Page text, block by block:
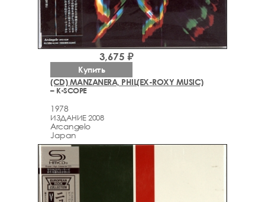
(CD) MANZANERA, PHIL(EX-ROXY MUSIC)
– K-SCOPE
1978
ИЗДАНИЕ 2008
Arcаngelo
Japan
3,675 ₽
Купить